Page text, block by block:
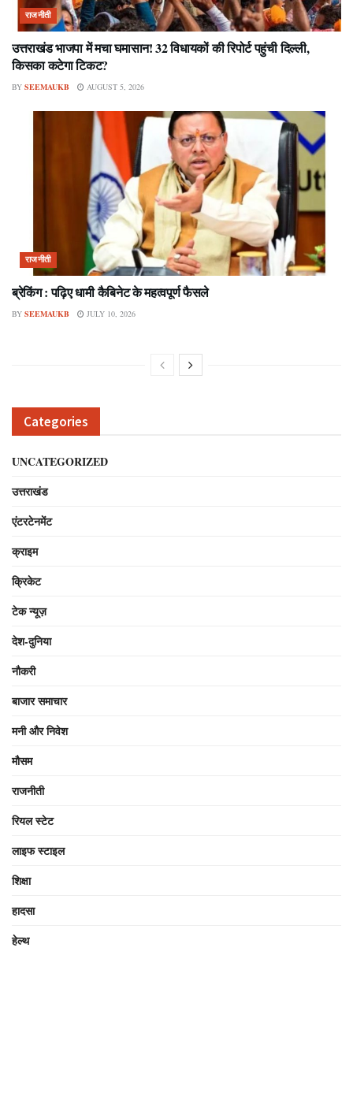
राजनीती
उत्तराखंड भाजपा में मचा घमासान! 32 विधायकों की रिपोर्ट पहुंची दिल्ली,
किसका कटेगा टिकट?
BY SEEMAUKB AUGUST 5, 2026
राजनीती
ब्रेकिंग : पढ़िए धामी कैबिनेट के महत्वपूर्ण फैसले
BY SEEMAUKB JULY 10, 2026
Categories
UNCATEGORIZED
उत्तराखंड
एंटरटेनमेंट
क्राइम
क्रिकेट
टेक न्यूज़
देश-दुनिया
नौकरी
बाजार समाचार
मनी और निवेश
मौसम
राजनीती
रियल स्टेट
लाइफ स्टाइल
शिक्षा
हादसा
हेल्थ